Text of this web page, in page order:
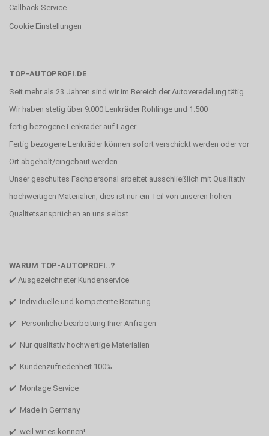
Callback Service
Cookie Einstellungen
TOP-AUTOPROFI.DE
Seit mehr als 23 Jahren sind wir im Bereich der Autoveredelung tätig.
Wir haben stetig über 9.000 Lenkräder Rohlinge und 1.500
fertig bezogene Lenkräder auf Lager.
Fertig bezogene Lenkräder können sofort verschickt werden oder vor
Ort abgeholt/eingebaut werden.
Unser geschultes Fachpersonal arbeitet ausschließlich mit Qualitativ
hochwertigen Materialien, dies ist nur ein Teil von unseren hohen
Qualitetsansprüchen an uns selbst.
WARUM TOP-AUTOPROFI..?
✔️ Ausgezeichneter Kundenservice
✔️ Individuelle und kompetente Beratung
✔️ Persönliche bearbeitung Ihrer Anfragen
✔️ Nur qualitativ hochwertige Materialien
✔️ Kundenzufriedenheit 100%
✔️ Montage Service
✔️ Made in Germany
✔️ weil wir es können!